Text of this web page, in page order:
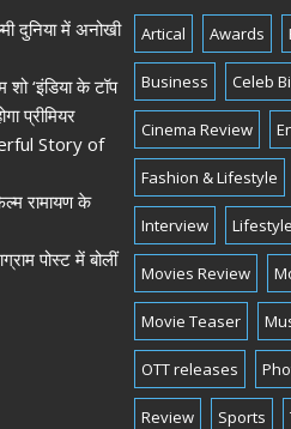
दुनिया में अनोखी
‘इंडिया के टॉप
प्रीमियर
Story of
रामायण के
पोस्ट में बोलीं
Artical Awards
Business Celeb
Cinema Review
Fashion & Lifestyle
Interview Lifestyle
Movies Review
Movie Teaser
OTT releases
Review Sports